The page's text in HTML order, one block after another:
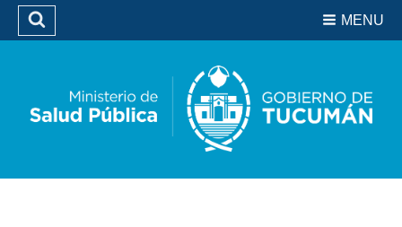
Biblioteca
MENU
Buscar